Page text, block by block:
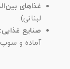
غذاهای
لبنانی).
صنایع غذایی:
آماده و